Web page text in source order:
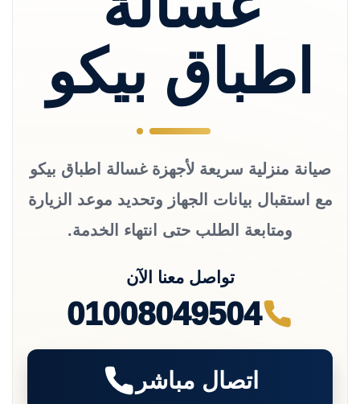
اطباق بيكو
صيانة منزلية سريعة لأجهزة غسالة اطباق بيكو
مع استقبال بيانات الجهاز وتحديد موعد الزيارة
ومتابعة الطلب حتى انتهاء الخدمة.
تواصل معنا الآن
01008049504
اتصال مباشر